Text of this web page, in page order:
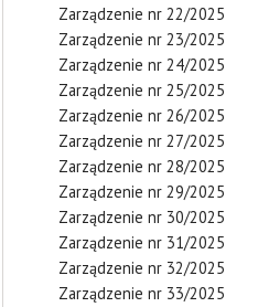
Zarządzenie nr 22/2025
Zarządzenie nr 23/2025
Zarządzenie nr 24/2025
Zarządzenie nr 25/2025
Zarządzenie nr 26/2025
Zarządzenie nr 27/2025
Zarządzenie nr 28/2025
Zarządzenie nr 29/2025
Zarządzenie nr 30/2025
Zarządzenie nr 31/2025
Zarządzenie nr 32/2025
Zarządzenie nr 33/2025